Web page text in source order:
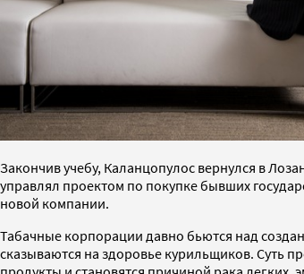
Закончив учебу, Каланцопулос вернулся в
управлял проектом по покупке бывших
новой компании.
Табачные корпорации давно бьются над
сказываются на здоровье курильщиков. Суть